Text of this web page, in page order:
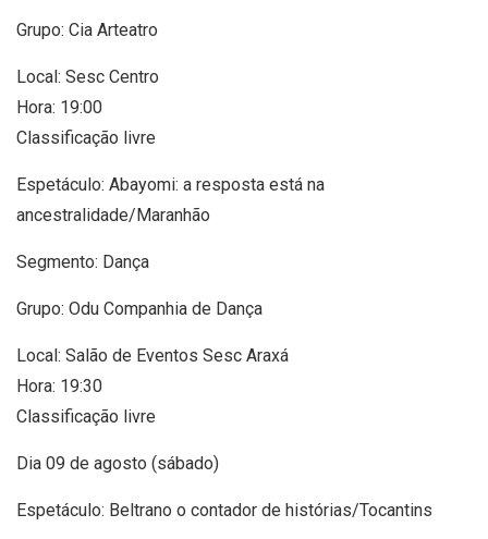
Grupo: Cia Arteatro
Local: Sesc Centro
Hora: 19:00
Classificação livre
Espetáculo: Abayomi: a resposta está na
ancestralidade/Maranhão
Segmento: Dança
Grupo: Odu Companhia de Dança
Local: Salão de Eventos Sesc Araxá
Hora: 19:30
Classificação livre
Dia 09 de agosto (sábado)
Espetáculo: Beltrano o contador de histórias/Tocantins